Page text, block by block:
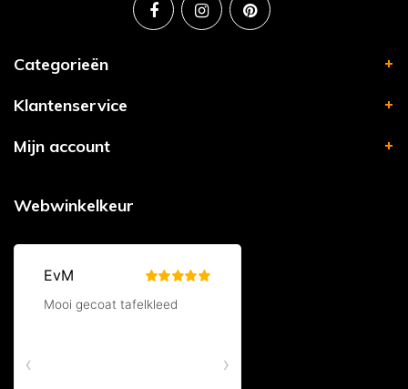
Categorieën
Klantenservice
Mijn account
Webwinkelkeur